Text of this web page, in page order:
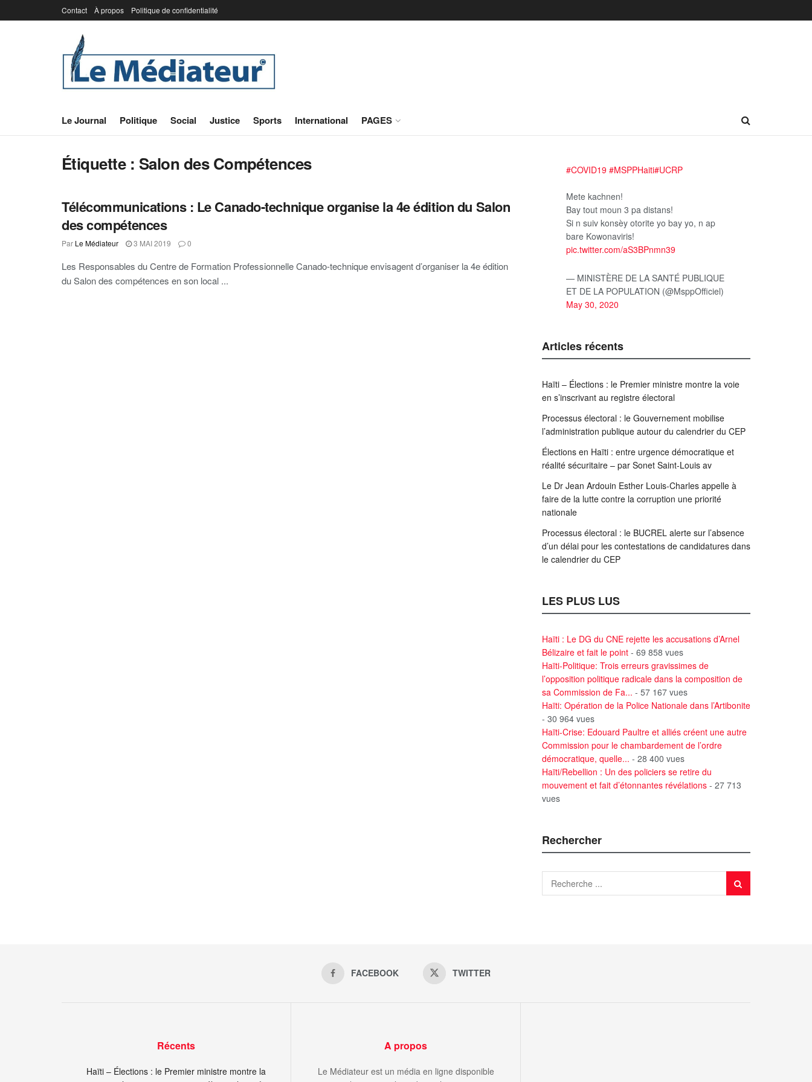
Contact À propos Politique de confidentialité
Le Journal Politique Social Justice Sports International PAGES
Étiquette : Salon des Compétences
Télécommunications : Le Canado-technique organise la 4e édition du Salon
des compétences
Par Le Médiateur 3 MAI 2019 0
Les Responsables du Centre de Formation Professionnelle Canado-technique envisagent d’organiser la 4e édition
du Salon des compétences en son local ...
#COVID19 #MSPPHaiti#UCRP
Mete kachnen!
Bay tout moun 3 pa distans!
Si n suiv konsèy otorite yo bay yo, n ap
bare Kowonaviris!
pic.twitter.com/aS3BPnmn39
— MINISTÈRE DE LA SANTÉ PUBLIQUE
ET DE LA POPULATION (@MsppOfficiel)
May 30, 2020
Articles récents
Haïti – Élections : le Premier ministre montre la voie
en s’inscrivant au registre électoral
Processus électoral : le Gouvernement mobilise
l’administration publique autour du calendrier du CEP
Élections en Haïti : entre urgence démocratique et
réalité sécuritaire – par Sonet Saint-Louis av
Le Dr Jean Ardouin Esther Louis-Charles appelle à
faire de la lutte contre la corruption une priorité
nationale
Processus électoral : le BUCREL alerte sur l’absence
d’un délai pour les contestations de candidatures dans
le calendrier du CEP
LES PLUS LUS
Haïti : Le DG du CNE rejette les accusations d’Arnel
Bélizaire et fait le point - 69 858 vues
Haïti-Politique: Trois erreurs gravissimes de
l’opposition politique radicale dans la composition de
sa Commission de Fa... - 57 167 vues
Haïti: Opération de la Police Nationale dans l’Artibonite
- 30 964 vues
Haïti-Crise: Edouard Paultre et alliés créent une autre
Commission pour le chambardement de l’ordre
démocratique, quelle... - 28 400 vues
Haïti/Rebellion : Un des policiers se retire du
mouvement et fait d’étonnantes révélations - 27 713
vues
Rechercher
FACEBOOK TWITTER
Récents
Haïti – Élections : le Premier ministre montre la
A propos
Le Médiateur est un média en ligne disponible